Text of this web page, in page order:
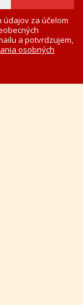
údajov za účelom
a potvrdzujem,
osobných